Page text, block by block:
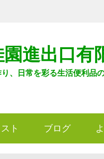
進出口有
、日常を彩る生活便利品
ト ブログ